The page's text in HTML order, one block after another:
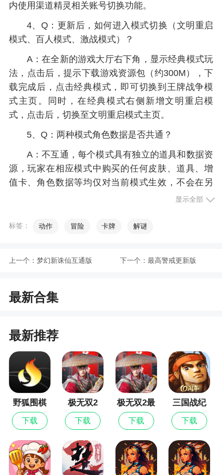
内使用渠道精灵相关账号切换功能。
4、Q：更新后，如何进入模式切换（文明重启
模式、百人模式、激战模式）？
A：在全新的游戏大厅右下角，显示经典模式玩
法，点击后，提示下载游戏资源包（约300M），下
载完成后，点击经典模式，即可切换到王牌战争模
式主页。同时，在经典模式右侧新增文明重启模
式，点击后，切换至文明重启模式主页。
5、Q：两种模式角色数据是否共通？
A：不互通，每个模式具有独立的道具和数据资
源，玩家在相应模式中购买的任何皮肤、道具、增
值卡、角色数据等均仅对当前模式生效，不会在另
值“点券”暂不可在其它模式中使用，请在付费购买
要的经济损失。
争的地位，小心隐藏的机关。
2、比丧尸更为危险的是人类，他可以欺骗掠夺
和偷盗你的无知，没有绝对安全的地方。
3、六大的地图板块，幸存者可以选择性的进
入，真实的野外生存玩法。
游戏特色
显示全部
标签： 动作 冒险 卡牌 解谜
上一个： 梦幻新诛仙互通版 下一个： 最高警戒更新版
最新合集
最新推荐
野狐围棋
下载
极无双2
下载
极无双2最
新版
下载
三国战纪
下载